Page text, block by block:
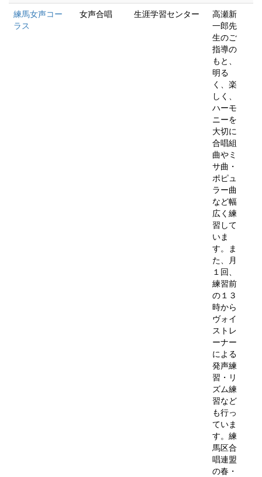
練馬女声コー
ラス
女声合唱 生涯学習センター
高瀬新
一郎先
生のご
指導の
もと、
明る
く、楽
しく、
ハーモ
ニーを
大切に
合唱組
曲やミ
サ曲・
ポピュ
ラー曲
など幅
広く練
習して
いま
す。ま
た、月
１回、
練習前
の１３
時から
ヴォイ
ストレ
ーナー
による
発声練
習・リ
ズム練
習など
も行っ
ていま
す。練
馬区合
唱連盟
の春・